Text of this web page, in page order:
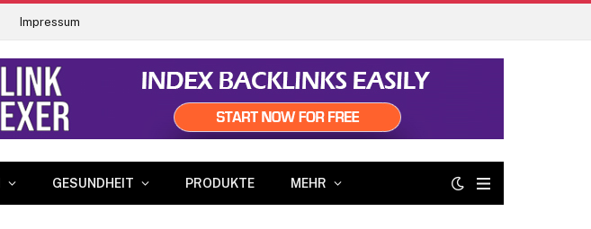
Impressum
GESUNDHEIT PRODUKTE MEHR